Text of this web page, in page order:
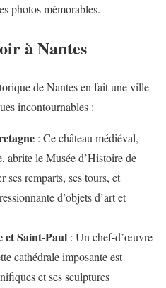
photos mémorables.
à Nantes
de Nantes en fait une ville
incontournables :
: Ce château médiéval,
le Musée d’Histoire de
ses remparts, ses tours, et
d’objets d’art et
et Saint-Paul : Un chef-d’œuvre
cathédrale imposante est
et ses sculptures